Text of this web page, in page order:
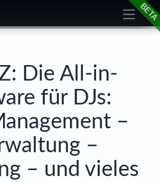
Open
Die All-in-
für DJs:
–
–
– und vieles